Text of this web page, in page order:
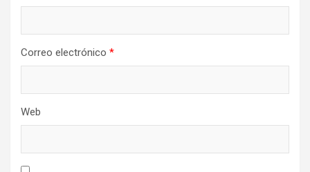
Correo electrónico *
Web